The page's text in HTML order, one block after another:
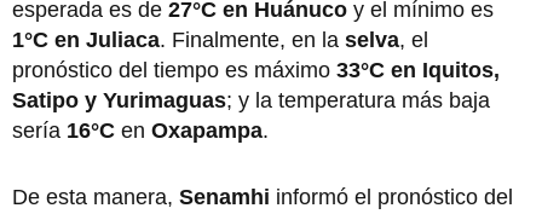
esperada es de 27°C en Huánuco y el mínimo es
1°C en Juliaca. Finalmente, en la selva, el
pronóstico del tiempo es máximo 33°C en Iquitos,
Satipo y Yurimaguas; y la temperatura más baja
sería 16°C en Oxapampa.
De esta manera, Senamhi informó el pronóstico del